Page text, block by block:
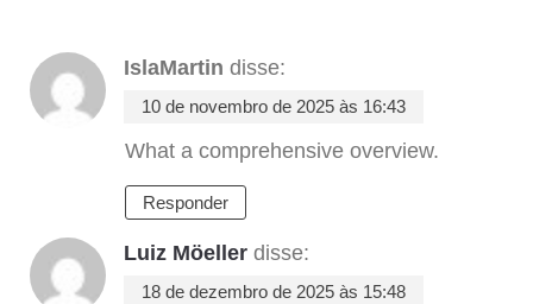
IslaMartin disse:
10 de novembro de 2025 às 16:43
What a comprehensive overview.
Responder
Luiz Möeller disse:
18 de dezembro de 2025 às 15:48